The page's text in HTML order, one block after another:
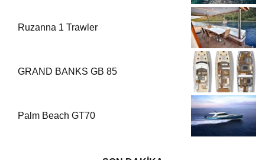
Ruzanna 1 Trawler
GRAND BANKS GB 85
Palm Beach GT70